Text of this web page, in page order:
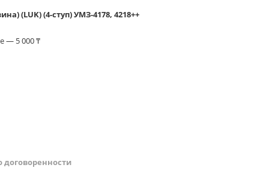
(LUK) (4-ступ) УМЗ-4178, 4218++
— 5 000 ₸
договоренности